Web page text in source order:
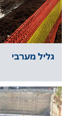
גליל מערבי